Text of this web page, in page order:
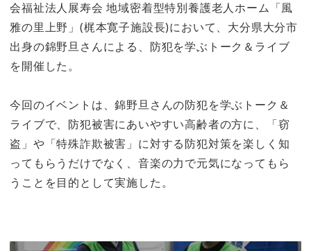
会福祉法人展寿会 地域密着型特別養護老人ホーム「風
雅の里上野」(梶本寛子施設長)において、大分県大分市
出身の錦野旦さんによる、防犯を学ぶトーク＆ライブ
を開催した。
今回のイベントは、錦野旦さんの防犯を学ぶトーク＆
ライブで、防犯被害にあいやすい高齢者の方に、「窃
盗」や「特殊詐欺被害」に対する防犯対策を楽しく知
ってもらうだけでなく、音楽の力で元気になってもら
うことを目的として実施した。